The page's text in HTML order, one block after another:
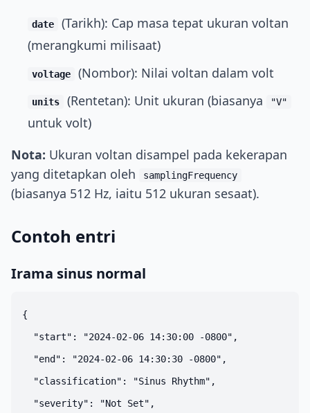
date
(Tarikh): Cap masa tepat ukuran voltan
(merangkumi milisaat)
voltage (Nombor): Nilai voltan dalam volt
units (Rentetan): Unit ukuran (biasanya "V"
untuk volt)
Nota: Ukuran voltan disampel pada kekerapan
yang ditetapkan oleh
samplingFrequency
(biasanya 512 Hz, iaitu 512 ukuran sesaat).
Contoh entri
Irama sinus normal
{
  "start": "2024-02-06 14:30:00 -0800",
  "end": "2024-02-06 14:30:30 -0800",
  "classification": "Sinus Rhythm",
  "severity": "Not Set",